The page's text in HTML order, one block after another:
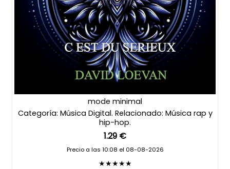
mode minimal
Categoría: Música Digital. Relacionado: Música rap y
hip-hop.
1.29 €
Precio a las 10:08 el 08-08-2026
★★★★★